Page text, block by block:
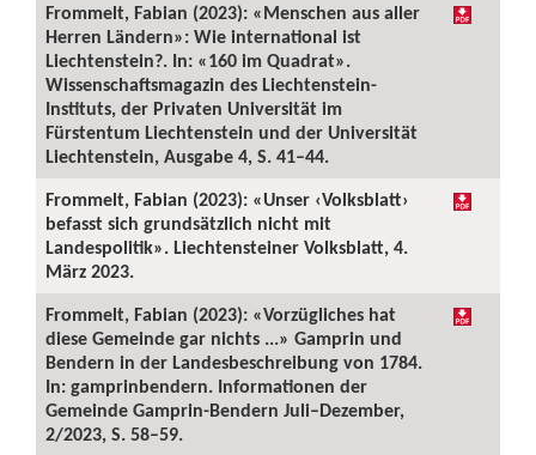
Frommelt, Fabian (2023): «Menschen aus aller
Herren Ländern»: Wie international ist
Liechtenstein?. In: «160 im Quadrat».
Wissenschaftsmagazin des Liechtenstein-
Instituts, der Privaten Universität im
Fürstentum Liechtenstein und der Universität
Liechtenstein, Ausgabe 4, S. 41–44.
Frommelt, Fabian (2023): «Unser ‹Volksblatt›
befasst sich grundsätzlich nicht mit
Landespolitik». Liechtensteiner Volksblatt, 4.
März 2023.
Frommelt, Fabian (2023): «Vorzügliches hat
diese Gemeinde gar nichts ...» Gamprin und
Bendern in der Landesbeschreibung von 1784.
In: gamprinbendern. Informationen der
Gemeinde Gamprin-Bendern Juli–Dezember,
2/2023, S. 58–59.